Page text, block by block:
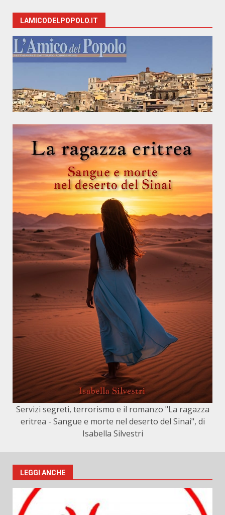
LAMICODELPOPOLO.IT
Servizi segreti, terrorismo e il romanzo "La ragazza
eritrea - Sangue e morte nel deserto del Sinai", di
Isabella Silvestri
LEGGI ANCHE